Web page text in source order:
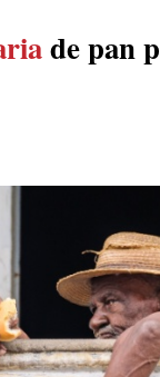
de pan